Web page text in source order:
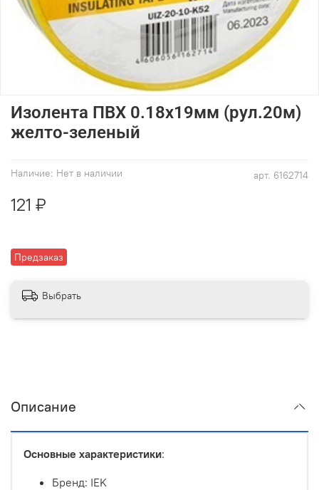
арт. 6162714
Наличие: Нет в наличии
Предзаказ
Изолента ПВХ 0.18х19мм (рул.20м)
желто-зеленый
121 ₽
Выбрать
Описание
Основные характеристики:
Бренд: IEK